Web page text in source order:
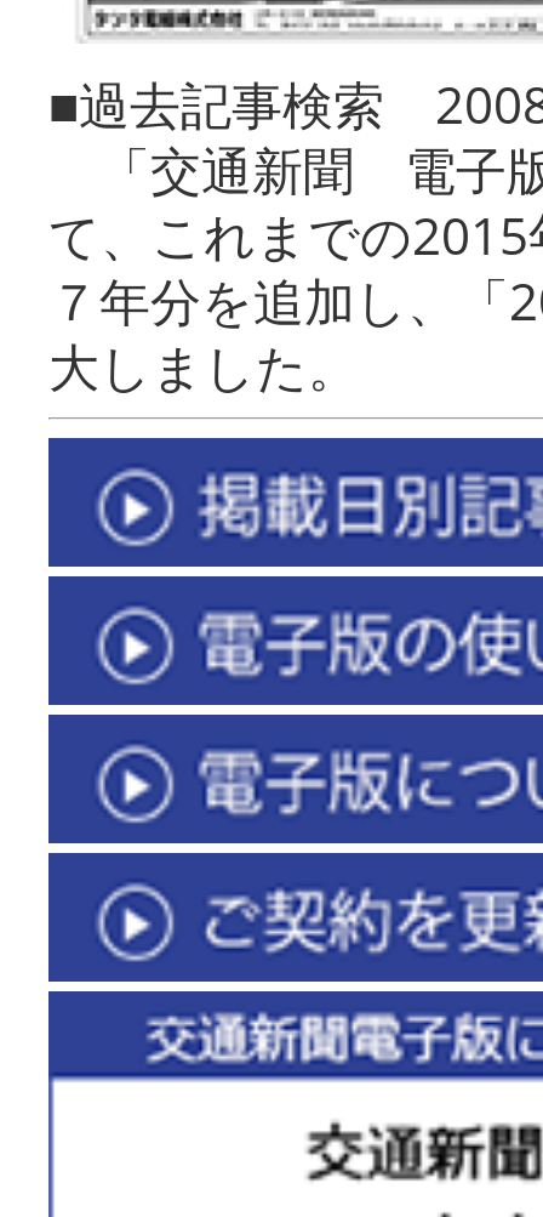
■過去記事検索
「交通新聞 電子
て、これまでの
７年分を追加し、「
大しまし